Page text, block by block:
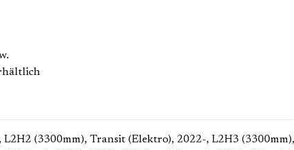
(3300mm), Transit (Elektro), 2022-, L2H3 (3300mm)